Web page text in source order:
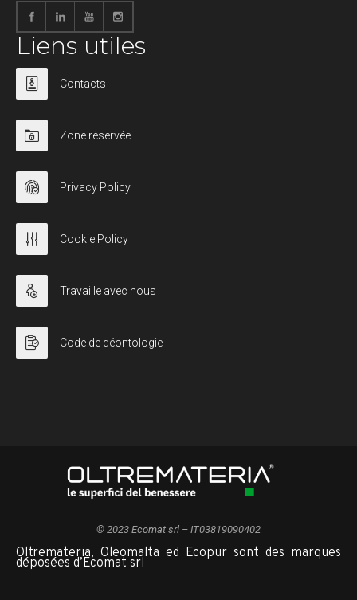
Liens utiles
Contacts
Zone réservée
Privacy Policy
Cookie Policy
Travaille avec nous
Code de déontologie
© 2023 Ecomat srl – IT03819090402
Oltremateria, Oleomalta ed Ecopur sont des marques
déposées d’Ecomat srl